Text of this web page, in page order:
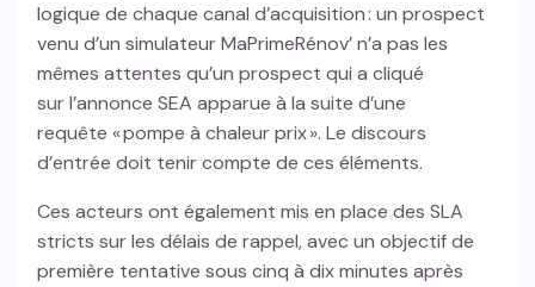
logique de chaque canal d’acquisition : un prospect
venu d’un simulateur MaPrimeRénov’ n’a pas les
mêmes attentes qu’un prospect qui a cliqué
sur l’annonce SEA apparue à la suite d’une
requête « pompe à chaleur prix ». Le discours
d’entrée doit tenir compte de ces éléments.
Ces acteurs ont également mis en place des SLA
stricts sur les délais de rappel, avec un objectif de
première tentative sous cinq à dix minutes après